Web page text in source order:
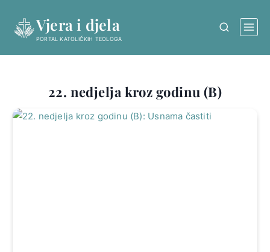
content
Vjera i djela
PORTAL KATOLIČKIH TEOLOGA
22. nedjelja kroz godinu (B)